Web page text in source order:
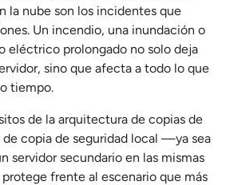
la nube son los incidentes que
Un incendio, una inundación o
eléctrico prolongado no solo deja
sino que afecta a todo lo que
tiempo.
de la arquitectura de copias de
de copia de seguridad local —ya sea
servidor secundario en las mismas
frente al escenario que más